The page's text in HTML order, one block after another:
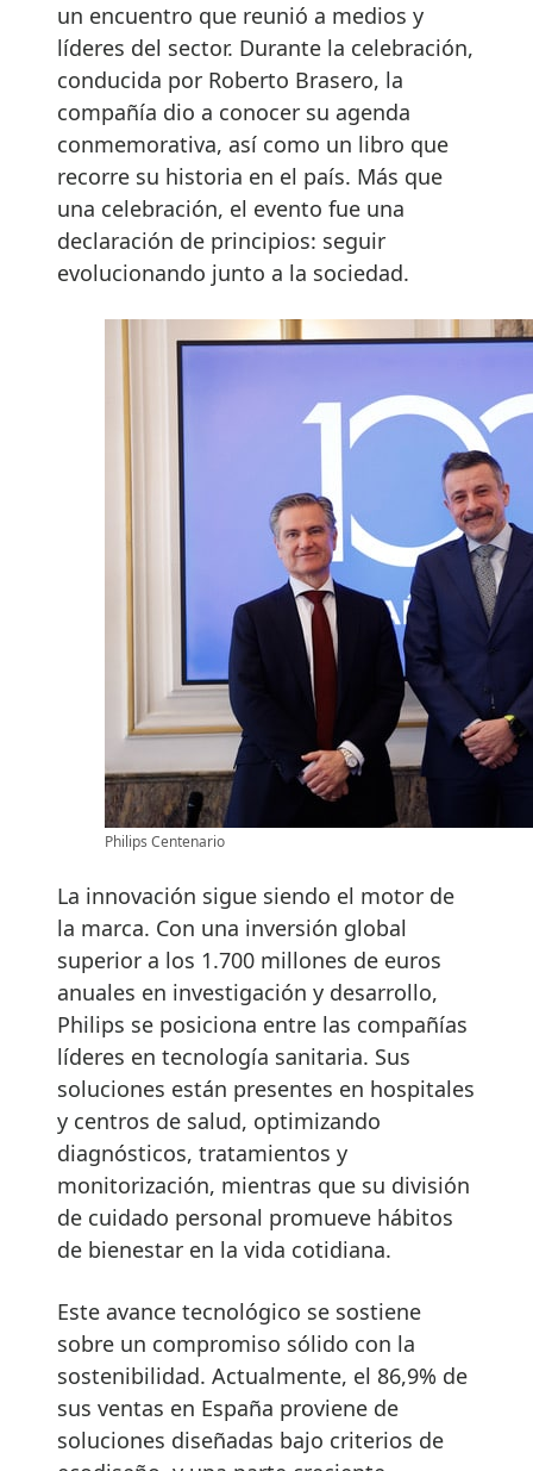
un encuentro que reunió a medios y
líderes del sector. Durante la celebración,
conducida por Roberto Brasero, la
compañía dio a conocer su agenda
conmemorativa, así como un libro que
recorre su historia en el país. Más que
una celebración, el evento fue una
declaración de principios: seguir
evolucionando junto a la sociedad.
Philips Centenario
La innovación sigue siendo el motor de
la marca. Con una inversión global
superior a los 1.700 millones de euros
anuales en investigación y desarrollo,
Philips se posiciona entre las compañías
líderes en tecnología sanitaria. Sus
soluciones están presentes en hospitales
y centros de salud, optimizando
diagnósticos, tratamientos y
monitorización, mientras que su división
de cuidado personal promueve hábitos
de bienestar en la vida cotidiana.
Este avance tecnológico se sostiene
sobre un compromiso sólido con la
sostenibilidad. Actualmente, el 86,9% de
sus ventas en España proviene de
soluciones diseñadas bajo criterios de